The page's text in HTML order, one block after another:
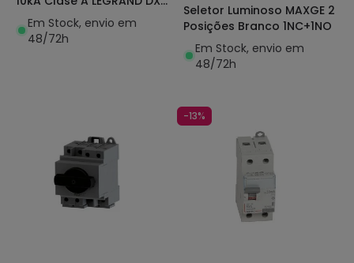
411685
Em Stock, envio em
48/72h
Seletor Luminoso MAXGE 2
Posições Branco 1NC+1NO
Em Stock, envio em
48/72h
-13%